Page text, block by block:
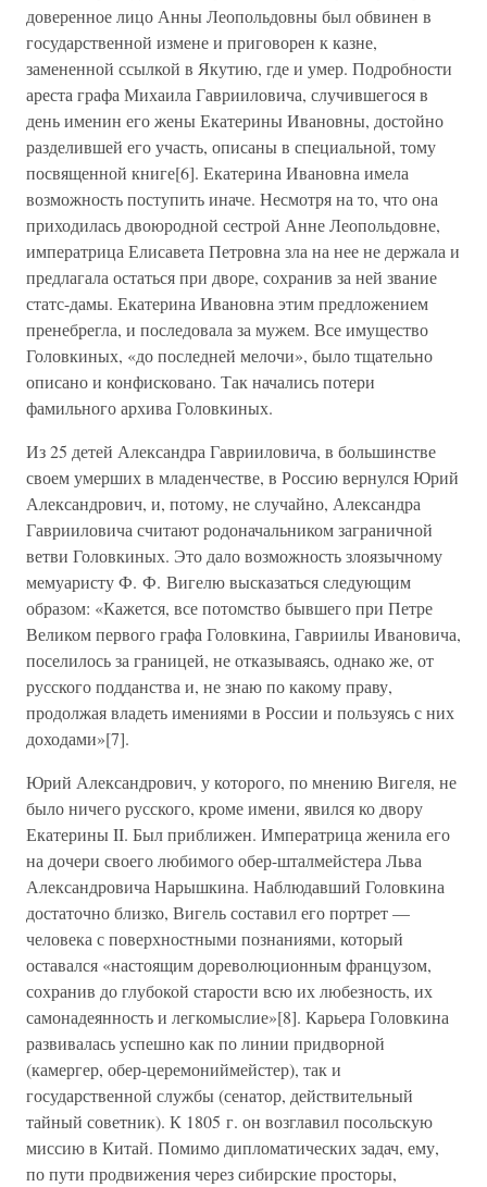
доверенное лицо Анны Леопольдовны был обвинен в
государственной измене и приговорен к казне,
замененной ссылкой в Якутию, где и умер. Подробности
ареста графа Михаила Гаврииловича, случившегося в
день именин его жены Екатерины Ивановны, достойно
разделившей его участь, описаны в специальной, тому
посвященной книге[6]. Екатерина Ивановна имела
возможность поступить иначе. Несмотря на то, что она
приходилась двоюродной сестрой Анне Леопольдовне,
императрица Елисавета Петровна зла на нее не держала и
предлагала остаться при дворе, сохранив за ней звание
статс-дамы. Екатерина Ивановна этим предложением
пренебрегла, и последовала за мужем. Все имущество
Головкиных, «до последней мелочи», было тщательно
описано и конфисковано. Так начались потери
фамильного архива Головкиных.
Из 25 детей Александра Гаврииловича, в большинстве
своем умерших в младенчестве, в Россию вернулся Юрий
Александрович, и, потому, не случайно, Александра
Гаврииловича считают родоначальником заграничной
ветви Головкиных. Это дало возможность злоязычному
мемуаристу Ф. Ф. Вигелю высказаться следующим
образом: «Кажется, все потомство бывшего при Петре
Великом первого графа Головкина, Гавриилы Ивановича,
поселилось за границей, не отказываясь, однако же, от
русского подданства и, не знаю по какому праву,
продолжая владеть имениями в России и пользуясь с них
доходами»[7].
Юрий Александрович, у которого, по мнению Вигеля, не
было ничего русского, кроме имени, явился ко двору
Екатерины II. Был приближен. Императрица женила его
на дочери своего любимого обер-шталмейстера Льва
Александровича Нарышкина. Наблюдавший Головкина
достаточно близко, Вигель составил его портрет —
человека с поверхностными познаниями, который
оставался «настоящим дореволюционным французом,
сохранив до глубокой старости всю их любезность, их
самонадеянность и легкомыслие»[8]. Карьера Головкина
развивалась успешно как по линии придворной
(камергер, обер-церемониймейстер), так и
государственной службы (сенатор, действительный
тайный советник). К 1805 г. он возглавил посольскую
миссию в Китай. Помимо дипломатических задач, ему,
по пути продвижения через сибирские просторы,